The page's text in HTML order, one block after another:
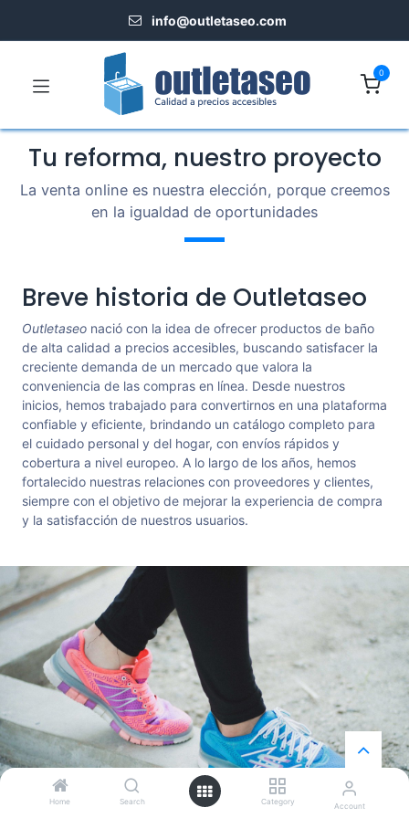
Home Search Category Account
info@outletaseo.​com
0
Tu reforma, nuestro proyecto
La venta online es nuestra elección, porque creemos
en la igualdad de oportunidades
Breve historia de Outletaseo
Outletaseo nació con la idea de ofrecer productos de baño
de alta calidad a precios accesibles, buscando satisfacer la
creciente demanda de un mercado que valora la
conveniencia de las compras en línea. Desde nuestros
inicios, hemos trabajado para convertirnos en una plataforma
confiable y eficiente, brindando un catálogo completo para
el cuidado personal y del hogar, con envíos rápidos y
cobertura a nivel europeo. A lo largo de los años, hemos
fortalecido nuestras relaciones con proveedores y clientes,
siempre con el objetivo de mejorar la experiencia de compra
y la satisfacción de nuestros usuarios.